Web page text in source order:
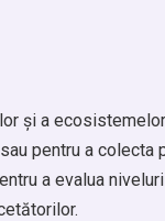
și a
pentru a colecta
a evalua